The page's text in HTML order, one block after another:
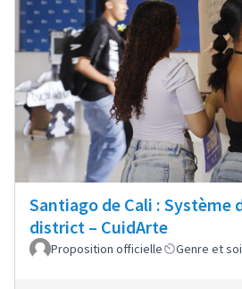
Santiago de Cali : Système
district – CuidArte
Proposition officielle Genre et